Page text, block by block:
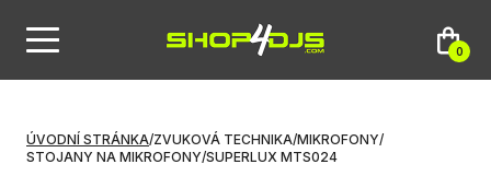
0
ÚVODNÍ STRÁNKA/ZVUKOVÁ TECHNIKA/MIKROFONY/
STOJANY NA MIKROFONY/SUPERLUX MTS024